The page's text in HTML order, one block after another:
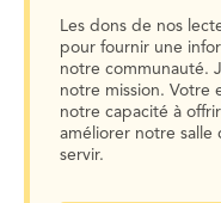
Les dons de nos
pour fournir une
notre communauté.
notre mission. Votre
notre capacité à
améliorer notre salle
servir.